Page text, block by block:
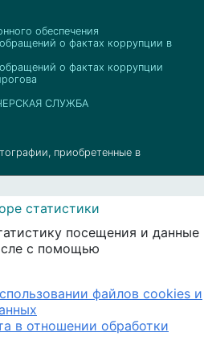
обеспечения
о фактах коррупции в
о фактах коррупции
СЛУЖБА
приобретенные в
статистики
посещения и данные
с помощью
файлов cookies и
в отношении обработки